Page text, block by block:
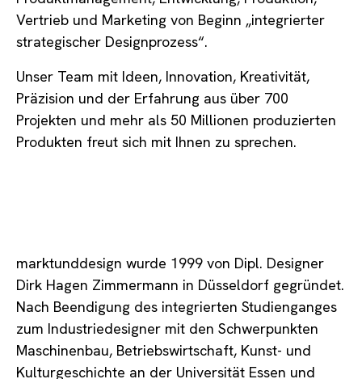
Vertrieb und Marketing von Beginn „integrierter
strategischer Designprozess“.
Unser Team mit Ideen, Innovation, Kreativität,
Präzision und der Erfahrung aus über 700
Projekten und mehr als 50 Millionen produzierten
Produkten freut sich mit Ihnen zu sprechen.
marktunddesign wurde 1999 von Dipl. Designer
Dirk Hagen Zimmermann in Düsseldorf gegründet.
Nach Beendigung des integrierten Studienganges
zum Industriedesigner mit den Schwerpunkten
Maschinenbau, Betriebswirtschaft, Kunst- und
Kulturgeschichte an der Universität Essen und